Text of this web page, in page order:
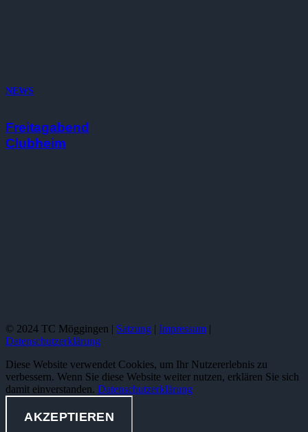
NEWS
Freitagabend
Clubheim
© 2024 TC Möggingen | Satzung | Impressum |
Datenschutzerklärung
Diese Website verwendet Cookies, um Ihr Nutzererlebnis zu
verbessern. Wenn Sie diese Website weiter nutzen, erklären Sie sich
damit einverstanden. Datenschutzerklärung
AKZEPTIEREN